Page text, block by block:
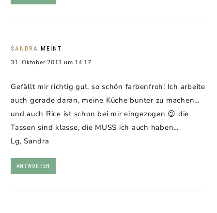
SANDRA MEINT
31. Oktober 2013 um 14:17
Gefällt mir richtig gut, so schön farbenfroh! Ich arbeite
auch gerade daran, meine Küche bunter zu machen…
und auch Rice ist schon bei mir eingezogen 😉 die
Tassen sind klasse, die MUSS ich auch haben…
Lg, Sandra
ANTWORTEN